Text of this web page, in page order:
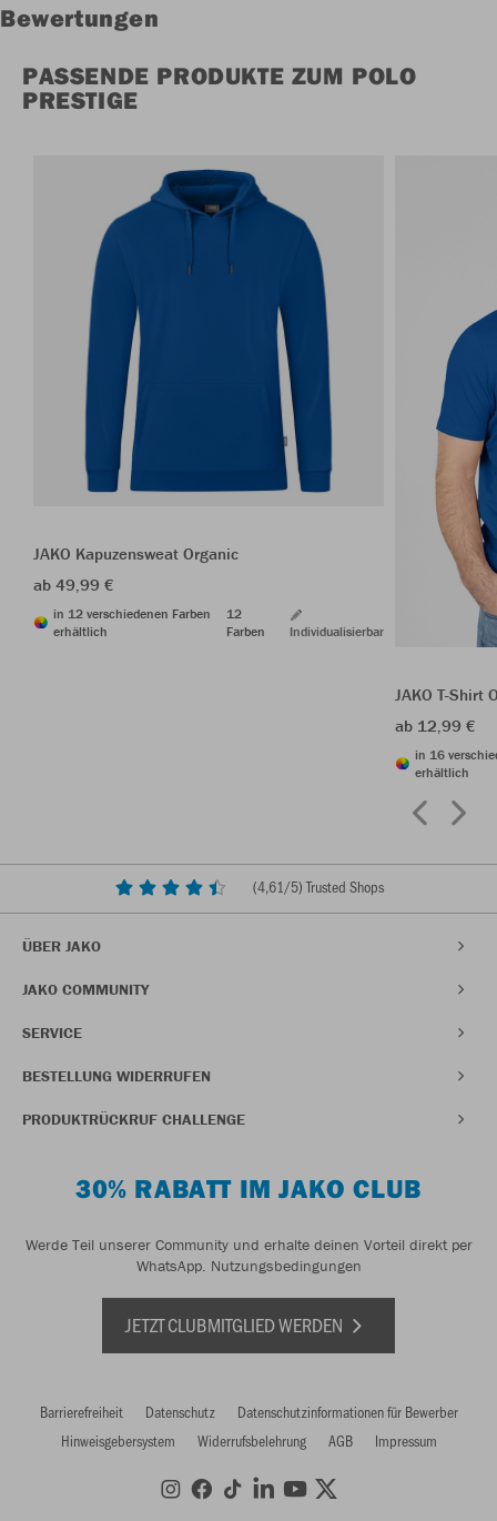
Bewertungen
PASSENDE PRODUKTE ZUM POLO
PRESTIGE
JAKO Kapuzensweat Organic
ab 49,99 €
in 12 verschiedenen Farben
erhältlich
12
Farben
Individualisierbar
JAKO T-Shirt
ab 12,99 €
in 16
erhältlich
(4,61/5) Trusted Shops
ÜBER JAKO
JAKO COMMUNITY
SERVICE
BESTELLUNG WIDERRUFEN
PRODUKTRÜCKRUF CHALLENGE
30% RABATT IM JAKO CLUB
Werde Teil unserer Community und erhalte deinen Vorteil direkt per
WhatsApp. Nutzungsbedingungen
JETZT CLUBMITGLIED WERDEN
Barrierefreiheit Datenschutz
Datenschutzinformationen für Bewerber
Hinweisgebersystem
Widerrufsbelehrung AGB Impressum